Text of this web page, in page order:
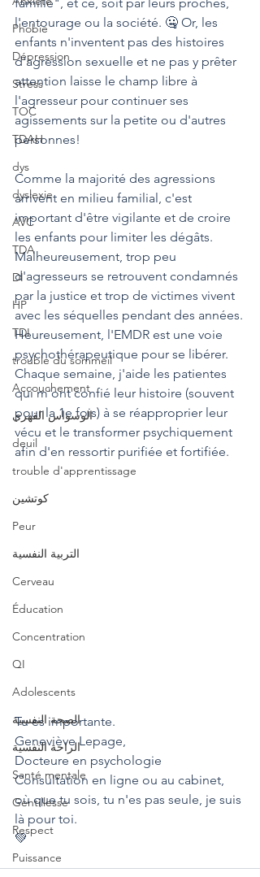
Phobie
Dépression
Stress
TOC
TDAH
dys
dyslexie
AVC
TDA
DI
HP
TDI
trouble du sommeil
Accouchement
الوسواس القهري
deuil
trouble d'apprentissage
كوتشين
Peur
التربية النفسية
Cerveau
Éducation
Concentration
QI
Adolescents
الصحة النفسية
الراحة النفسية
Santé mentale
Gentillesse
Respect
Puissance
l'entourage ou la société. 🤐 Or, les
enfants n'inventent pas des histoires
d'agression sexuelle et ne pas y prêter
attention laisse le champ libre à
l'agresseur pour continuer ses
agissements sur la petite ou d'autres
personnes!
Comme la majorité des agressions
arrivent en milieu familial, c'est
important d'être vigilante et de croire
les enfants pour limiter les dégâts.
Malheureusement, trop peu
d'agresseurs se retrouvent condamnés
par la justice et trop de victimes vivent
avec les séquelles pendant des années.
Heureusement, l'EMDR est une voie
psychothérapeutique pour se libérer.
Chaque semaine, j'aide les patientes
qui m'ont confié leur histoire (souvent
pour la 1e fois) à se réapproprier leur
vécu et le transformer psychiquement
afin d'en ressortir purifiée et fortifiée.
Tu es importante.
Geneviève Lepage,
Docteure en psychologie
Consultation en ligne ou au cabinet,
où que tu sois, tu n'es pas seule, je suis
là pour toi.
💚